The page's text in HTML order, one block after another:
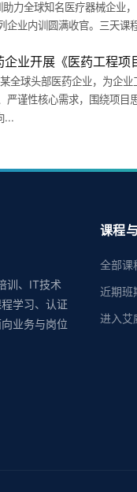
力全球知名医疗器械企业
企业内训圆满收官。三天
业开展《医药工程项
全球头部医药企业，为企
严谨性核心需求，围绕项
...
训、IT技术
学习、认证
业务与岗位
课程
全部课
近期班
进入艾